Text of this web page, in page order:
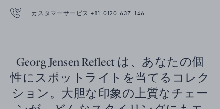
カスタマーサービス +81 0120-637-146
Georg Jensen Reflect は、あなたの個
性にスポットライトを当てるコレク
ション。大胆な印象の上質なチェー